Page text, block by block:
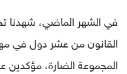
في الشهر الماضي، شهدنا
القانون من عشر دول في
المجموعة الضارة، مؤكدين